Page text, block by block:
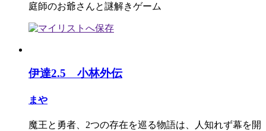
庭師のお爺さんと謎解きゲーム
伊達2.5 小林外伝
まや
魔王と勇者、2つの存在を巡る物語は、人知れず幕を開